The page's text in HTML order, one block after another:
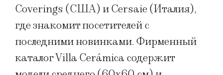
Coverings (США) и Cersaie (Италия),
где знакомит посетителей с
последними новинками. Фирменный
каталог Villa Cerámica содержит